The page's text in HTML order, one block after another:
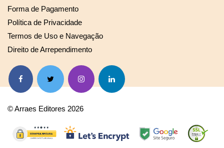
Forma de Pagamento
Política de Privacidade
Termos de Uso e Navegação
Direito de Arrependimento
© Arraes Editores 2026